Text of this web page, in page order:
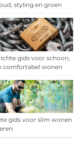
styling en groen
gids voor schoon,
comfortabel wonen
gids voor slim wonen